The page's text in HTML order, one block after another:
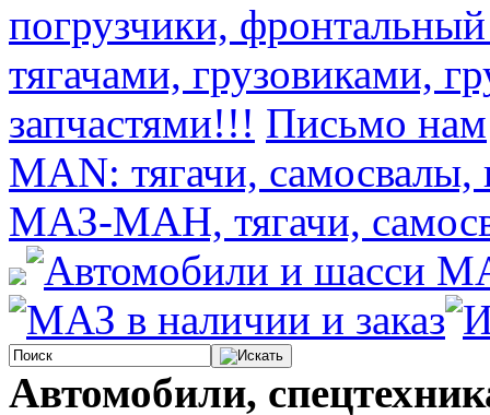
погрузчики,
тягачами, грузовиками,
запчастями!!! Письмо нам
MAN: тягачи, самосвалы,
МАЗ-МАН, тягачи,
Автомобили,